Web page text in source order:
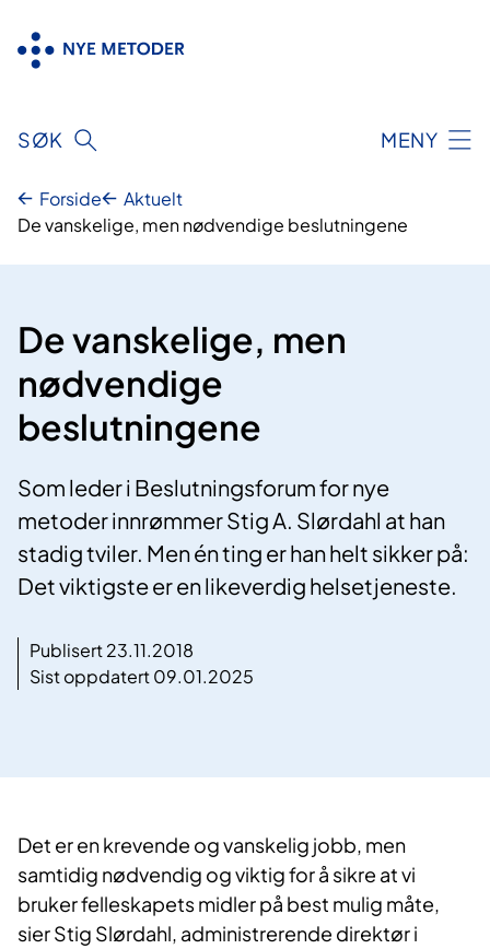
innhold
SØK MENY
Forside
Aktuelt
De vanskelige, men nødvendige beslutningene
De vanskelige, men
nødvendige
beslutningene
Som leder i Beslutningsforum for nye
metoder innrømmer Stig A. Slørdahl at han
stadig tviler. Men én ting er han helt sikker på:
Det viktigste er en likeverdig helsetjeneste.
Publisert 23.11.2018
Sist oppdatert 09.01.2025
​Det er en krevende og vanskelig jobb, men
samtidig nødvendig og viktig for å sikre at vi
bruker felleskapets midler på best mulig måte,
sier Stig Slørdahl, administrerende direktør i